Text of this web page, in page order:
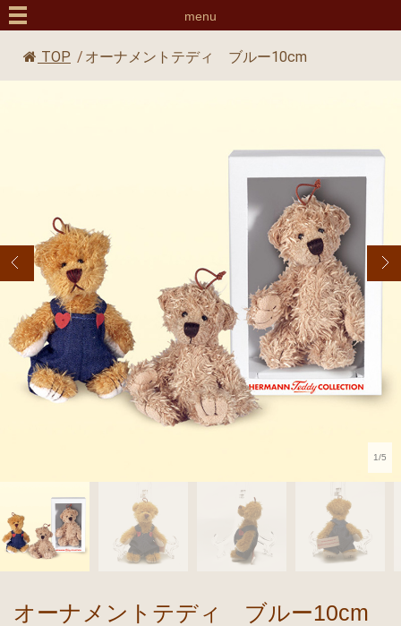
menu
TOP / オーナメントテディ ブルー10cm
1/5
オーナメントテディ ブルー10cm